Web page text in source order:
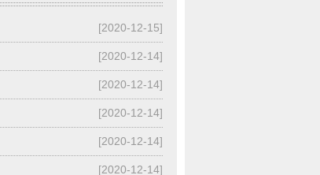
[2020-12-15]
[2020-12-14]
[2020-12-14]
[2020-12-14]
[2020-12-14]
[2020-12-14]